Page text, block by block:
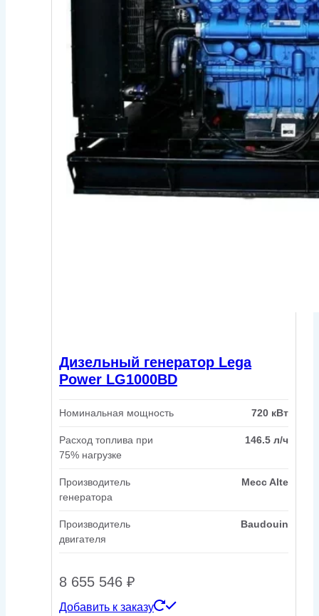
Дизельный генератор Lega
Power LG1000BD
Номинальная мощность 720 кВт
Расход топлива при
75% нагрузке
146.5 л/ч
Производитель
генератора
Mecc Alte
Производитель
двигателя
Baudouin
8 655 546 ₽
Добавить к заказу